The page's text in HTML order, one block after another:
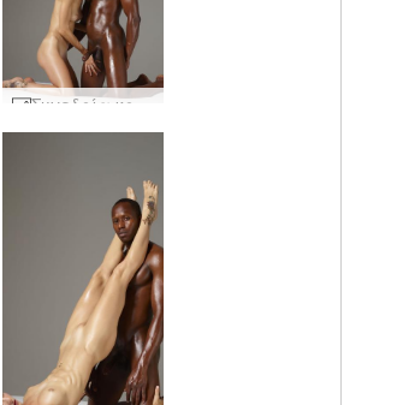
Συνεδρία κρεβατιού Flora και Mike #13